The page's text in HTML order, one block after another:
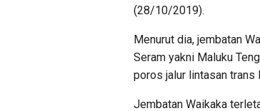
(28/10/2019).
Menurut dia, jembatan
Seram yakni Maluku
poros jalur lintasan trans
Jembatan Waikaka